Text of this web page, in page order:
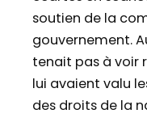
soutien de la
gouvernement.
tenait pas à voir
lui avaient valu
des droits de la